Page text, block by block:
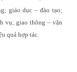
giáo dục – đào tạo;
vụ; giao thông – vận
quả hợp tác.